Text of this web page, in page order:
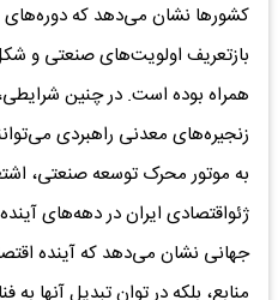
کشورها نشان می‌دهد که دوره‌های
بازتعریف اولویت‌های صنعتی و
همراه بوده است. در چنین
زنجیره‌های معدنی راهبردی
به موتور محرک توسعه صنعتی،
ژئو‌اقتصادی ایران در دهه‌های
جهانی نشان می‌دهد که آینده
منابع، بلکه در توان تبدیل آنها